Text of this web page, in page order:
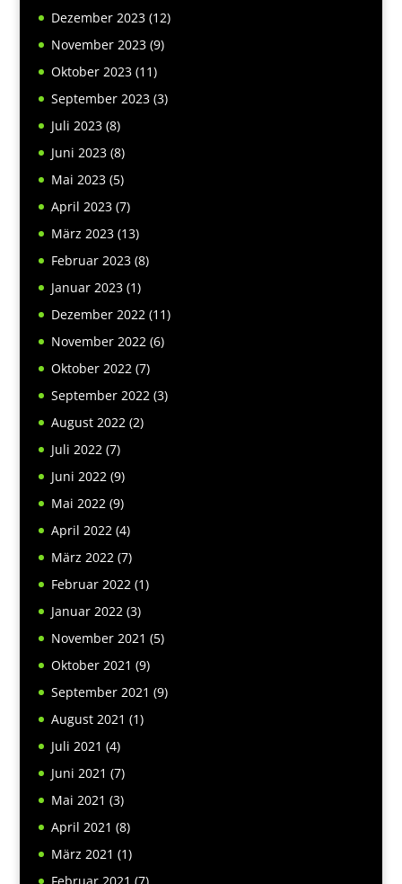
Dezember 2023(12)
November 2023(9)
Oktober 2023(11)
September 2023(3)
Juli 2023(8)
Juni 2023(8)
Mai 2023(5)
April 2023(7)
März 2023(13)
Februar 2023(8)
Januar 2023(1)
Dezember 2022 (11)
November 2022 (6)
Oktober 2022 (7)
September 2022 (3)
August 2022 (2)
Juli 2022 (7)
Juni 2022 (9)
Mai 2022 (9)
April 2022 (4)
März 2022 (7)
Februar 2022 (1)
Januar 2022 (3)
November 2021 (5)
Oktober 2021 (9)
September 2021 (9)
August 2021 (1)
Juli 2021 (4)
Juni 2021 (7)
Mai 2021 (3)
April 2021 (8)
März 2021 (1)